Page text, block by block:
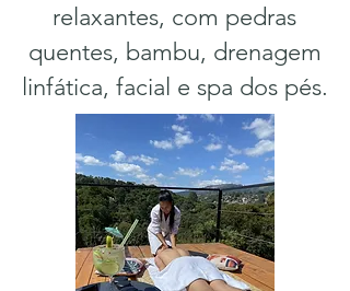
relaxantes, com pedras
quentes, bambu, drenagem
linfática, facial e spa dos pés.